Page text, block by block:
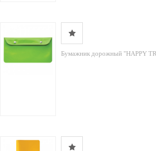
Бумажник дорожный "HAPPY